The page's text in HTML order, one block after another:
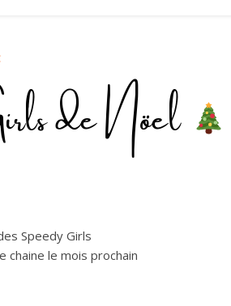
de Nöel
Speedy Girls
le mois prochain